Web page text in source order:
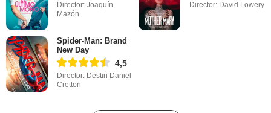
Director: Joaquín
Mazón
Director: David Lowery
Spider-Man: Brand
New Day
4,5
Director: Destin Daniel
Cretton